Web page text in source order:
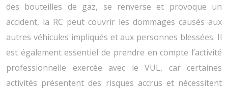
des bouteilles de gaz, se renverse et provoque un
accident, la RC peut couvrir les dommages causés aux
autres véhicules impliqués et aux personnes blessées. Il
est également essentiel de prendre en compte l’activité
professionnelle exercée avec le VUL, car certaines
activités présentent des risques accrus et nécessitent